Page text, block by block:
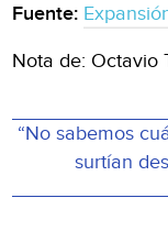
Fuente:
Nota de: Octavio
“No sabemos
surtían